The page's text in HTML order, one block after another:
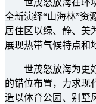
世茂怒放海在环境
全新演绎“山海林”资
居住区以绿、静、美
展现热带气候特点和
世茂怒放海为更好
的错位布置，力求现
造以体育公园、别墅